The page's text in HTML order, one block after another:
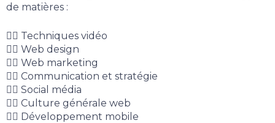
de matières :
👉🏻 Techniques vidéo
👉🏻 Web design
👉🏻 Web marketing
👉🏻 Communication et stratégie
👉🏻 Social média
👉🏻 Culture générale web
👉🏻 Développement mobile